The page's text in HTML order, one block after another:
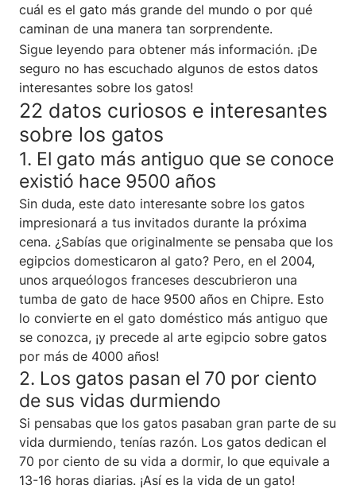
cuál es el gato más grande del mundo o por qué
caminan de una manera tan sorprendente.
Sigue leyendo para obtener más información. ¡De
seguro no has escuchado algunos de estos datos
interesantes sobre los gatos!
22 datos curiosos e interesantes
sobre los gatos
1. El gato más antiguo que se conoce
existió hace 9500 años
Sin duda, este dato interesante sobre los gatos
impresionará a tus invitados durante la próxima
cena. ¿Sabías que originalmente se pensaba que los
egipcios domesticaron al gato? Pero, en el 2004,
unos arqueólogos franceses descubrieron una
tumba de gato de hace 9500 años en Chipre. Esto
lo convierte en el gato doméstico más antiguo que
se conozca, ¡y precede al arte egipcio sobre gatos
por más de 4000 años!
2. Los gatos pasan el 70 por ciento
de sus vidas durmiendo
Si pensabas que los gatos pasaban gran parte de su
vida durmiendo, tenías razón. Los gatos dedican el
70 por ciento de su vida a dormir, lo que equivale a
13-16 horas diarias. ¡Así es la vida de un gato!